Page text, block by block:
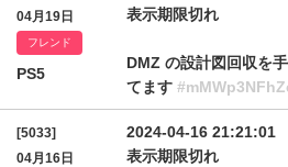
04月19日
フレンド
PS5
表示期限切れ
DMZ の設計図回収を
てます
[5033]
04月16日
2024-04-16 21:21:01
表示期限切れ